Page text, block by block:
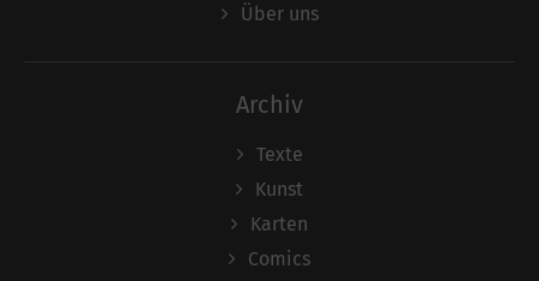
Über uns
Archiv
Texte
Kunst
Karten
Comics